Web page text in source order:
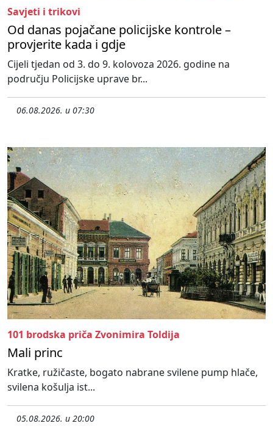
Savjeti i trikovi
Od danas pojačane policijske kontrole –
provjerite kada i gdje
Cijeli tjedan od 3. do 9. kolovoza 2026. godine na
području Policijske uprave br...
06.08.2026. u 07:30
101 brodska priča Zvonimira Toldija
Mali princ
Kratke, ružičaste, bogato nabrane svilene pump hlače,
svilena košulja ist...
05.08.2026. u 20:00